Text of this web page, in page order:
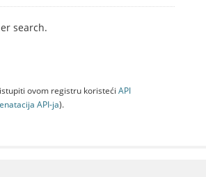
search.
ovom registru koristeći API
API-jа).